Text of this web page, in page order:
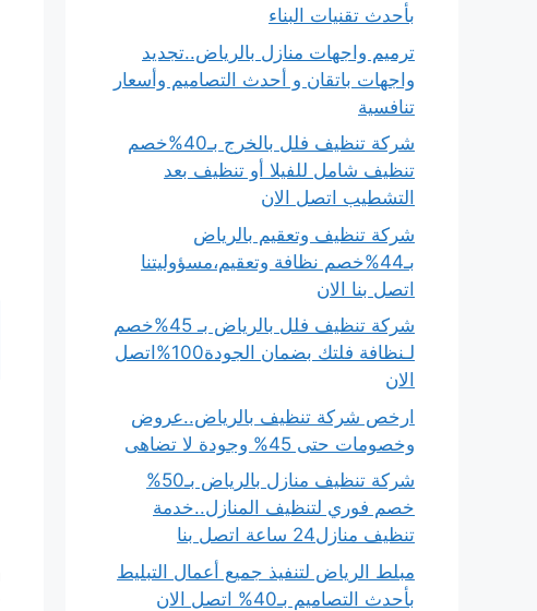
بأحدث تقنيات البناء
ترميم واجهات منازل بالرياض..تجديد
واجهات باتقان و أحدث التصاميم وأسعار
تنافسية
شركة تنظيف فلل بالخرج بـ40%خصم
تنظيف شامل للفيلا أو تنظيف بعد
التشطيب اتصل الان
شركة تنظيف وتعقيم بالرياض
بـ44%خصم نظافة وتعقيم،مسؤوليتنا
اتصل بنا الان
شركة تنظيف فلل بالرياض بـ 45%خصم
لـنظافة فلتك بضمان الجودة100%اتصل
الان
ارخص شركة تنظيف بالرياض..عروض
وخصومات حتى 45% وجودة لا تضاهى
شركة تنظيف منازل بالرياض بـ50%
خصم فوري لتنظيف المنازل..خدمة
تنظيف منازل24 ساعة اتصل بنا
مبلط الرياض لتنفيذ جميع أعمال التبليط
بأحدث التصاميم بـ40% اتصل الان